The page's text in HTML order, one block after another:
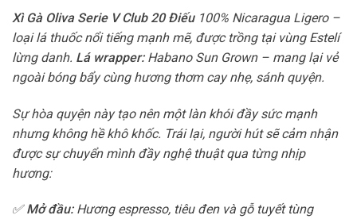
Xì Gà Oliva Serie V Club 20 Điếu 100% Nicaragua Ligero –
loại lá thuốc nổi tiếng mạnh mẽ, được trồng tại vùng Estelí
lừng danh. Lá wrapper:Habano Sun Grown – mang lại vẻ
ngoài bóng bẩy cùng hương thơm cay nhẹ, sánh quyện.
Sự hòa quyện này tạo nên một làn khói đầy sức mạnh
nhưng không hề khô khốc. Trái lại, người hút sẽ cảm nhận
được sự chuyển mình đầy nghệ thuật qua từng nhịp
hương:
✅Mở đầu:Hương espresso, tiêu đen và gỗ tuyết tùng